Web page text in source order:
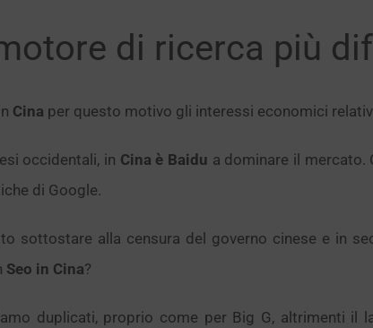
di ricerca più
Cina per questo motivo gli interessi economici
occidentali, in Cina è Baidu a dominare il mercato.
di Google.
sottostare alla censura del governo cinese e in
Seo in Cina?
duplicati, proprio come per Big G, altrimenti il